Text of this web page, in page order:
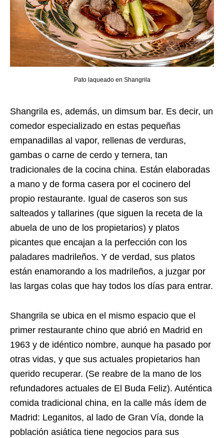
Pato laqueado en Shangrila
Shangrila es, además, un dimsum bar. Es decir, un
comedor especializado en estas pequeñas
empanadillas al vapor, rellenas de verduras,
gambas o carne de cerdo y ternera, tan
tradicionales de la cocina china. Están elaboradas
a mano y de forma casera por el cocinero del
propio restaurante. Igual de caseros son sus
salteados y tallarines (que siguen la receta de la
abuela de uno de los propietarios) y platos
picantes que encajan a la perfección con los
paladares madrileños. Y de verdad, sus platos
están enamorando a los madrileños, a juzgar por
las largas colas que hay todos los días para entrar.
Shangrila se ubica en el mismo espacio que el
primer restaurante chino que abrió en Madrid en
1963 y de idéntico nombre, aunque ha pasado por
otras vidas, y que sus actuales propietarios han
querido recuperar. (Se reabre de la mano de los
refundadores actuales de El Buda Feliz). Auténtica
comida tradicional china, en la calle más ídem de
Madrid: Leganitos, al lado de Gran Vía, donde la
población asiática tiene negocios para sus